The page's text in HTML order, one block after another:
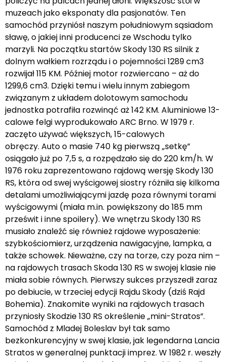
muzeach jako eksponaty dla pasjonatów. Ten
samochód przyniósł naszym południowym sąsiadom
sławę, o jakiej inni producenci ze Wschodu tylko
marzyli. Na początku startów Skody 130 RS silnik z
dolnym wałkiem rozrządu i o pojemności 1289 cm3
rozwijał 115 KM. Później motor rozwiercano – aż do
1299,6 cm3. Dzięki temu i wielu innym zabiegom
związanym z układem dolotowym samochodu
jednostka potrafiła rozwinąć aż 142 KM. Aluminiowe 13-
calowe felgi wyprodukowało ARC Brno. W 1979 r.
zaczęto używać większych, 15-calowych
obręczy. Auto o masie 740 kg pierwszą „setkę”
osiągało już po 7,5 s, a rozpędzało się do 220 km/h. W
1976 roku zaprezentowano rajdową wersję Skody 130
RS, która od swej wyścigowej siostry różniła się kilkoma
detalami umożliwiającymi jazdę poza równymi torami
wyścigowymi (miała m.in. powiększony do 185 mm
prześwit i inne spoilery). We wnętrzu Skody 130 RS
musiało znaleźć się również rajdowe wyposażenie:
szybkościomierz, urządzenia nawigacyjne, lampka, a
także schowek. Nieważne, czy na torze, czy poza nim –
na rajdowych trasach Skoda 130 RS w swojej klasie nie
miała sobie równych. Pierwszy sukces przyszedł zaraz
po debiucie, w trzeciej edycji Rajdu Skody (dziś Rajd
Bohemia). Znakomite wyniki na rajdowych trasach
przyniosły Skodzie 130 RS określenie „mini-Stratos”.
Samochód z Mladej Boleslav był tak samo
bezkonkurencyjny w swej klasie, jak legendarna Lancia
Stratos w generalnej punktacji imprez. W 1982 r. weszły